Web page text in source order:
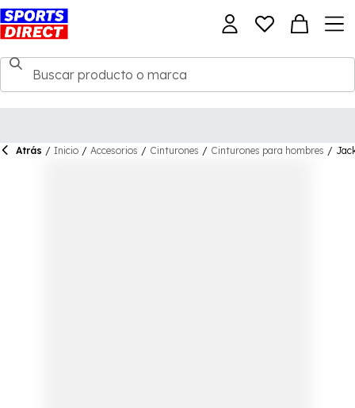
Atrás / Inicio / Accesorios / Cinturones / Cinturones para hombres /